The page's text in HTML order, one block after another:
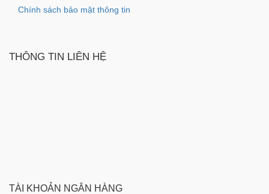
Chính sách bảo mật thông tin
THÔNG TIN LIÊN HỆ
TÀI KHOẢN NGÂN HÀNG